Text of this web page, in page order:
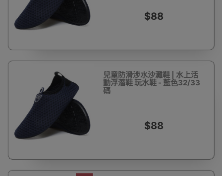
$88
兒童防滑涉水沙灘鞋 | 水上活
動浮潛鞋 玩水鞋 - 藍色32/33
碼
$88